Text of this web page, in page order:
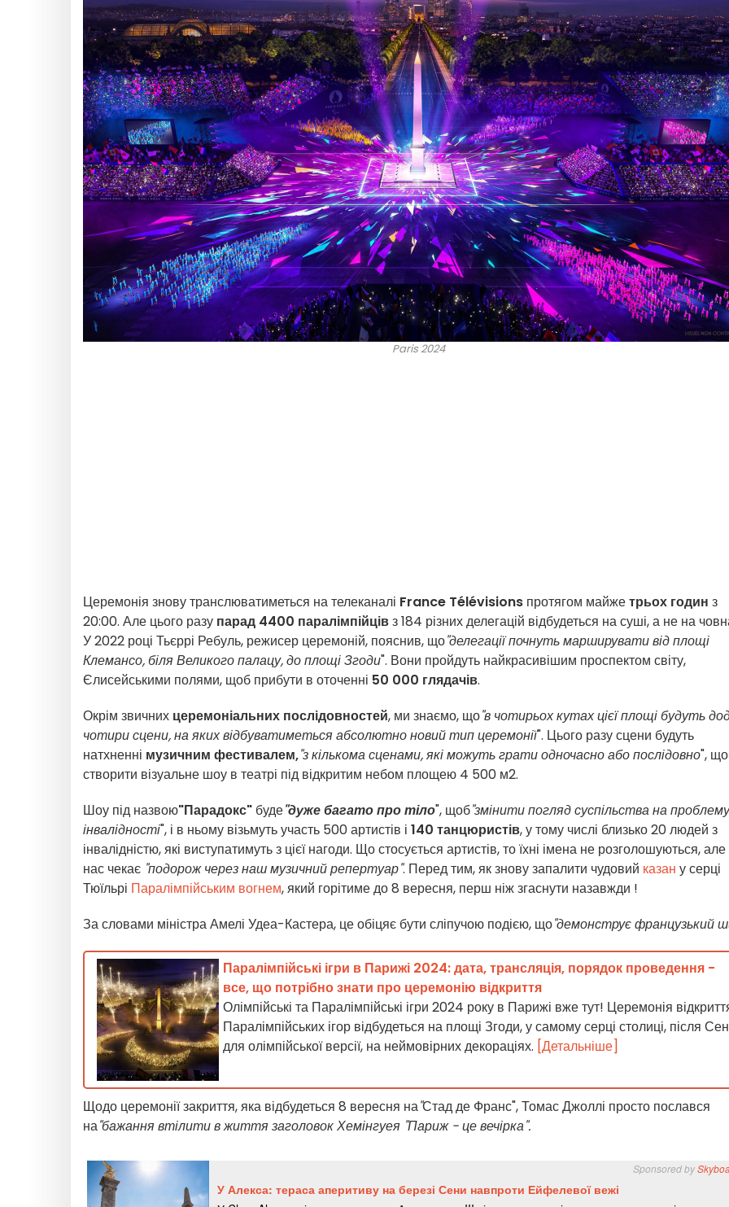
Paris 2024
Церемонія знову транслюватиметься на телеканалі France Télévisions протягом майжетрьох годин з
20:00. Але цього разу парад 4400 паралімпійцівз 184 різних делегацій відбудеться на суші, а не на
У 2022 році Тьєррі Ребуль, режисер церемоній, пояснив, що"делегації почнуть марширувати від площі
Клемансо, біля Великого палацу, до площі Згоди". Вони пройдуть найкрасивішим проспектом світу,
Єлисейськими полями, щоб прибути в оточенні 50 000 глядачів.
Окрім звичних церемоніальних послідовностей, ми знаємо, що"в чотирьох кутах цієї площі будуть
чотири сцени, на яких відбуватиметься абсолютно новий тип церемонії". Цього разу сцени будуть
натхненні музичним фестивалем,"з кількома сценами, які можуть грати одночасно або послідовно",
створити візуальне шоу в театрі під відкритим небом площею 4 500 м2.
Шоу під назвою"Парадокс" буде"дуже багато про тіло", щоб"змінити погляд суспільства на проблему
інвалідності", і в ньому візьмуть участь 500 артистів і 140 танцюристів, у тому числі близько 20 людей з
інвалідністю, які виступатимуть з цієї нагоди. Що стосується артистів, то їхні імена не розголошуються,
нас чекає "подорож через наш музичний репертуар". Перед тим, як знову запалити чудовий казан у серці
Тюїльрі Паралімпійським вогнем, який горітиме до 8 вересня, перш ніж згаснути назавжди !
За словами міністра Амелі Удеа-Кастера, це обіцяє бути сліпучою подією, що"демонструє французький
Паралімпійські ігри в Парижі 2024: дата, трансляція, порядок проведення -
все, що потрібно знати про церемонію відкриття
Олімпійські та Паралімпійські ігри 2024 року в Парижі вже тут! Церемонія
Паралімпійських ігор відбудеться на площі Згоди, у самому серці столиці, після
для олімпійської версії, на неймовірних декораціях. [Детальніше]
Щодо церемонії закриття, яка відбудеться 8 вересня на"Стад де Франс", Томас Джоллі просто послався
на"бажання втілити в життя заголовок Хемінгуея "Париж - це вечірка".